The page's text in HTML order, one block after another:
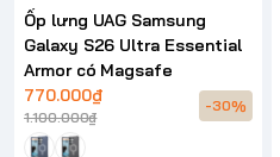
Ốp lưng UAG Samsung
Galaxy S26 Ultra Essential
Armor có Magsafe
770.000₫
1.100.000₫
-30%